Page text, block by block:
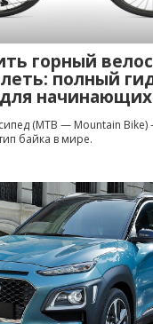
горный
полный
начинающих
(MTB — Mountain
байка в мире.